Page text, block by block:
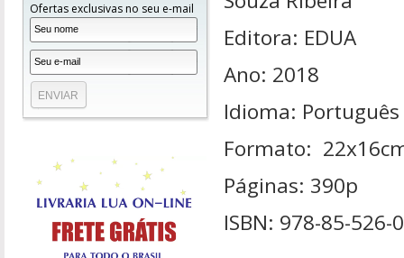
Ofertas exclusivas no seu e-mail
Editora: EDUA
Ano: 2018
Idioma: Português
Formato:
Páginas: 390p
ISBN: 978-85-526-